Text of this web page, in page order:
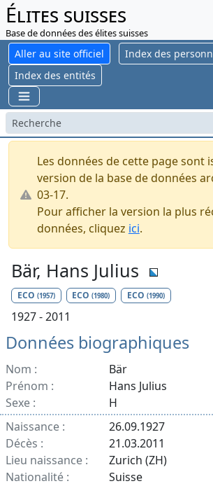
Élites suisses
Base de données des élites suisses
Aller au site officiel
Index des
Index des entités
Les données de cette page sont
version de la base de données
03-17.
Pour afficher la version la plus
données, cliquez ici.
Bär, Hans Julius
ECO (1957) ECO(1980) ECO (1990)
1927 - 2011
Données biographiques
Nom :
Bär
Prénom :
Hans Julius
Sexe :
H
Naissance :
26.09.1927
Décès :
21.03.2011
Lieu naissance :
Zurich (ZH)
Nationalité :
Suisse